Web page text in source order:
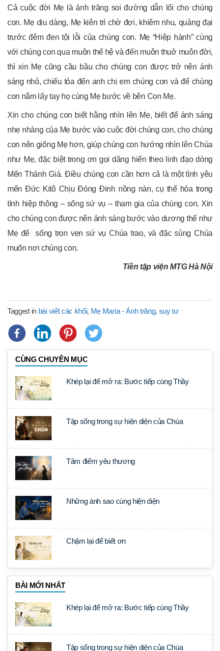
Cả cuộc đời Mẹ là ánh trăng soi đường dẫn lối cho chúng
con. Mẹ dịu dàng, Mẹ kiên trì chờ đợi, khiêm nhu, quảng đại
trước đêm đen tội lỗi của chúng con. Mẹ “Hiệp hành” cùng
với chúng con qua muôn thế hệ và đến muôn thuở muôn đời,
thì xin Mẹ cũng cầu bầu cho chúng con được trở nên ánh
sáng nhỏ, chiếu tỏa đến anh chị em chúng con và để chúng
con nắm lấy tay họ cùng Mẹ bước về bên Con Mẹ.
Xin cho chúng con biết hằng nhìn lên Mẹ, biết để ánh sáng
nhẹ nhàng của Mẹ bước vào cuộc đời chúng con, cho chúng
con nên giống Mẹ hơn, giúp chúng con hướng nhìn lên Chúa
như Mẹ, đặc biệt trong ơn gọi dâng hiến theo linh đạo dòng
Mến Thánh Giá. Điều chúng con cần hơn cả là một tình yêu
mến Đức Kitô Chịu Đóng Đinh nồng nàn, cụ thể hóa trong
tình hiệp thông – sống sứ vụ – tham gia của chúng con. Xin
cho chúng con được nên ánh sáng bước vào dương thế như
Mẹ để sống trọn vẹn sứ vụ Chúa trao, và đặc sủng Chúa
muốn nơi chúng con.
Tiền tập viện MTG Hà Nội
Tagged in bài viết các khối, Mẹ Maria - Ánh trăng, suy tư
CÙNG CHUYÊN MỤC
Khép lại để mở ra: Bước tiếp cùng Thầy
Tập sống trong sự hiện diện của Chúa
Tâm điểm yêu thương
Những ánh sao cùng hiện diện
Chậm lại để biết ơn
BÀI MỚI NHẤT
Khép lại để mở ra: Bước tiếp cùng Thầy
Tập sống trong sự hiện diện của Chúa